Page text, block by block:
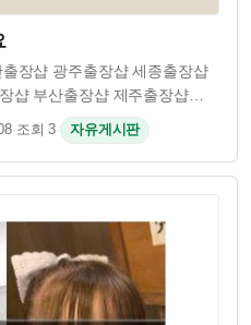
장샵 광주출장샵 세종출장샵
샵 부산출장샵 제주출장샵
장샵 화성출장샵 성남출장샵
샵 안양출장샵 시흥출장샵
샵 광명출장샵 오산출…
·조회 3· 자유게시판